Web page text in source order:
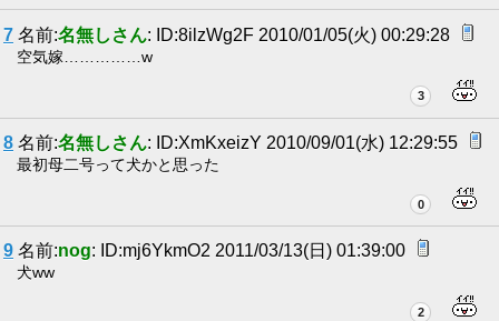
7 名前:名無しさん: ID:8ilzWg2F 2010/01/05(火) 00:29:28
空気嫁……………w
3
8 名前:名無しさん: ID:XmKxeizY 2010/09/01(水) 12:29:55
最初母二号って犬かと思った
0
9 名前:nog: ID:mj6YkmO2 2011/03/13(日) 01:39:00
犬ww
2